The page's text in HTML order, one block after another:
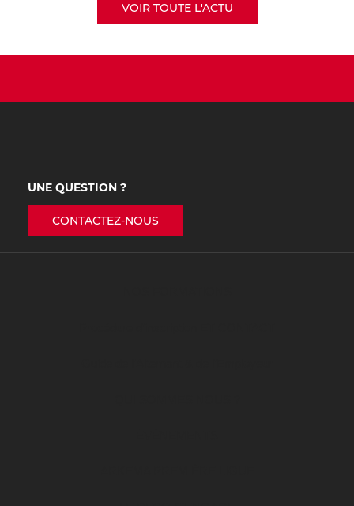
VOIR TOUTE L'ACTU
UNE QUESTION ?
CONTACTEZ-NOUS